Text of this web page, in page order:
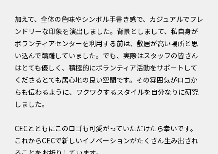
加えて、全体の色味やシンボル手書き感で、カジュアルでフレ
ンドリーな印象を演出しました。背景としまして、私自身が
ボランティアセンターを利用する前は、敷居が高い場所と思
い込んで躊躇していました。でも、実際はスタッフの皆さん
はとても優しく、積極的にボランティア活動をサポートして
くださるとても居心地の良い空間です。その雰囲気がロゴか
らも伝わるように、ワクワクするスタイルを自分なりに研究
しました。
CECとともにこのロゴも可愛がっていただけたら幸いです。
これからCECで新しいイノベーションがたくさん生み出され